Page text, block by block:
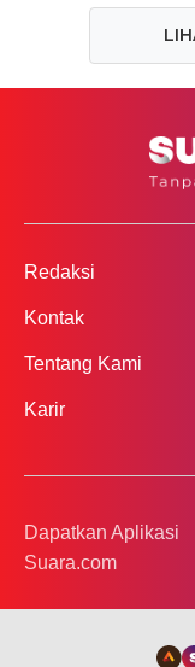
Redaksi
Kontak
Tentang Kami
Karir
Dapatkan Aplikasi
Suara.com